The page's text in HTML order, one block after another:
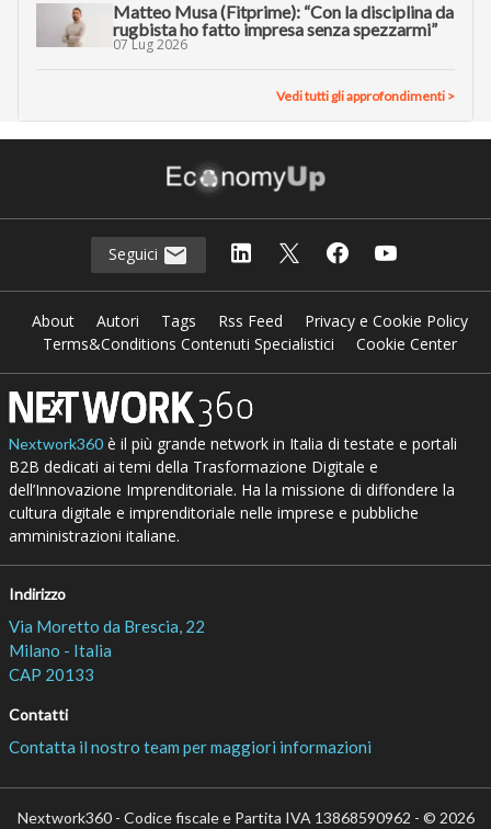
Matteo Musa (Fitprime): “Con la disciplina da
rugbista ho fatto impresa senza spezzarmi”
07 Lug 2026
Vedi tutti gli approfondimenti >
Seguici
About Autori Tags Rss Feed
Privacy e Cookie Policy
Terms&Conditions Contenuti Specialistici
Cookie Center
Nextwork360è il più grande network in Italia di testate e portali
B2B dedicati ai temi della Trasformazione Digitale e
dell’Innovazione Imprenditoriale. Ha la missione di diffondere la
cultura digitale e imprenditoriale nelle imprese e pubbliche
amministrazioni italiane.
Indirizzo
Via Moretto da Brescia, 22
Milano - Italia
CAP 20133
Contatti
Contatta il nostro team per maggiori informazioni
Nextwork360 - Codice fiscale e Partita IVA 13868590962 - © 2026